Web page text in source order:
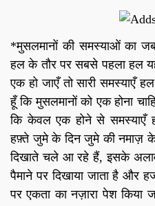
*मुसलमानों की समस्याओं का
हल के तौर पर सबसे पहला हल
एक हो जाएँ तो सारी समस्याएँ
हूँ कि मुसलमानों को एक होना
कि केवल एक होने से समस्याएँ
हफ़्ते जुमे के दिन जुमे की नमाज़
दिखाते चले आ रहे हैं, इसके
पैमाने पर दिखाया जाता है और
पर एकता का नज़ारा पेश किया